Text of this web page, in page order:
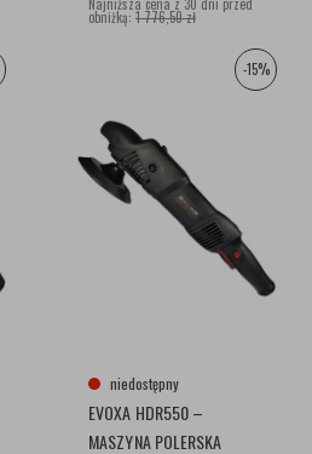
obniżką: 1 776,50 zł
-15%
niedostępny
EVOXA HDR550 –
MASZYNA POLERSKA